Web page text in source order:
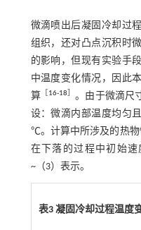
微滴喷出后凝固冷却过
组织，还对凸点沉积时
的影响，但现有实验手
中温度变化情况，因此
算［ 16-18
。由于微滴尺
设：微滴内部温度均匀
℃。计算中所涉及的热物
在下落的过程中初始
~（ 3）表示。
表3 凝固冷却过程温度